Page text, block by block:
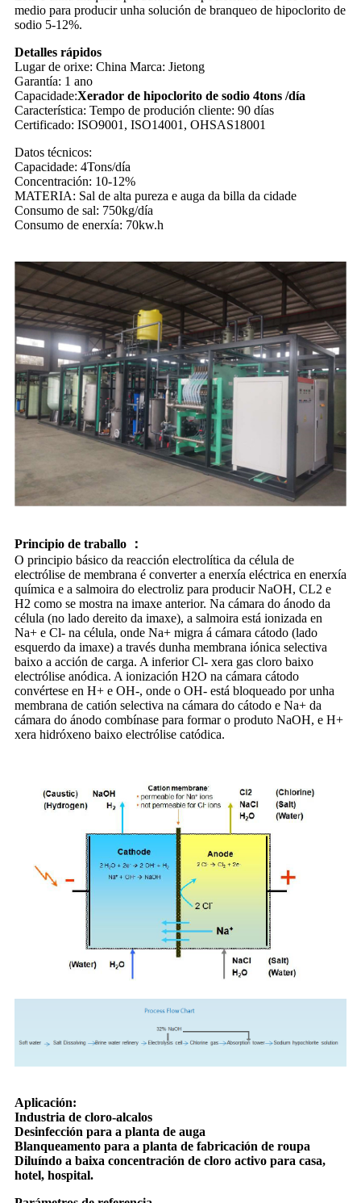
medio para producir unha solución de branqueo de hipoclorito de
sodio 5-12%.
Detalles rápidos
Lugar de orixe: China Marca: Jietong
Garantía: 1 ano
Capacidade:Xerador de hipoclorito de sodio 4tons /día
Característica: Tempo de produción cliente: 90 días
Certificado: ISO9001, ISO14001, OHSAS18001
Datos técnicos:
Capacidade: 4Tons/día
Concentración: 10-12%
MATERIA: Sal de alta pureza e auga da billa da cidade
Consumo de sal: 750kg/día
Consumo de enerxía: 70kw.h
Principio de traballo ：
O principio básico da reacción electrolítica da célula de
electrólise de membrana é converter a enerxía eléctrica en enerxía
química e a salmoira do electroliz para producir NaOH, CL2 e
H2 como se mostra na imaxe anterior. Na cámara do ánodo da
célula (no lado dereito da imaxe), a salmoira está ionizada en
Na+ e Cl- na célula, onde Na+ migra á cámara cátodo (lado
esquerdo da imaxe) a través dunha membrana iónica selectiva
baixo a acción de carga. A inferior Cl- xera gas cloro baixo
electrólise anódica. A ionización H2O na cámara cátodo
convértese en H+ e OH-, onde o OH- está bloqueado por unha
membrana de catión selectiva na cámara do cátodo e Na+ da
cámara do ánodo combínase para formar o produto NaOH, e H+
xera hidróxeno baixo electrólise catódica.
Aplicación:
Industria de cloro-alcalos
Desinfección para a planta de auga
Blanqueamento para a planta de fabricación de roupa
Diluíndo a baixa concentración de cloro activo para casa,
hotel, hospital.